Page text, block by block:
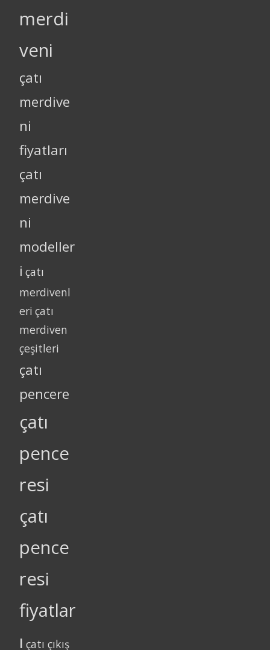
merdi
veni
çatı
merdive
ni
fiyatları
çatı
merdive
ni
modeller
i çatı
merdivenl
eri çatı
merdiven
çeşitleri
çatı
pencere
çatı
pence
resi
çatı
pence
resi
fiyatlar
ı çatı çıkış